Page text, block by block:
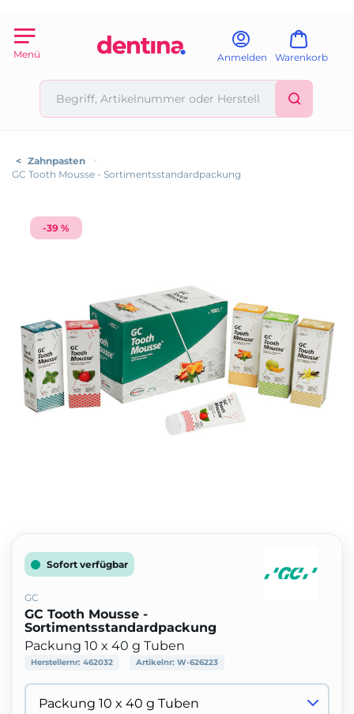
Menü Anmelden Warenkorb
< Zahnpasten >
GC Tooth Mousse - Sortimentsstandardpackung
-39 %
Sofort verfügbar
GC
GC Tooth Mousse -
Sortimentsstandardpackung
Packung 10 x 40 g Tuben
Herstellernr: 462032 Artikelnr: W-626223